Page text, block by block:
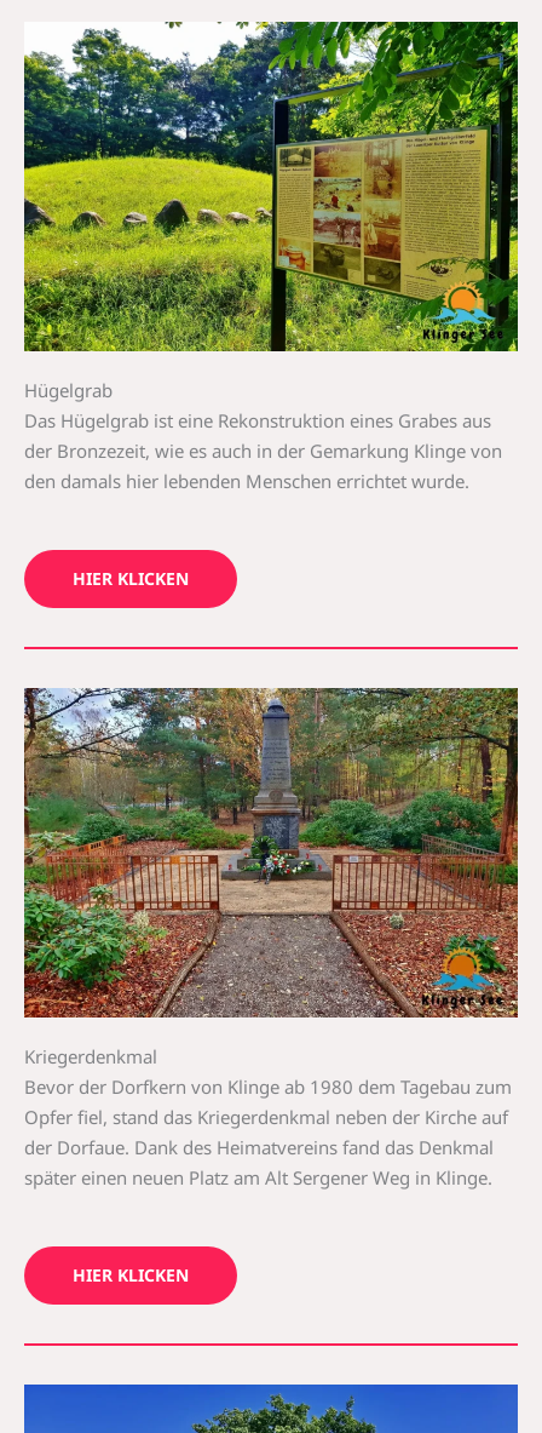
Hügelgrab
Das Hügelgrab ist eine Rekonstruktion eines Grabes aus
der Bronzezeit, wie es auch in der Gemarkung Klinge von
den damals hier lebenden Menschen errichtet wurde.
HIER KLICKEN
Kriegerdenkmal
Bevor der Dorfkern von Klinge ab 1980 dem Tagebau zum
Opfer fiel, stand das Kriegerdenkmal neben der Kirche auf
der Dorfaue. Dank des Heimatvereins fand das Denkmal
später einen neuen Platz am Alt Sergener Weg in Klinge.
HIER KLICKEN